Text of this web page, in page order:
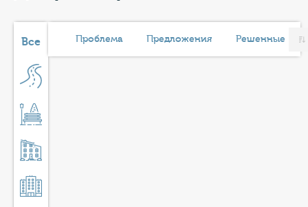
ТАРИФЫ
Все Проблема Предложения Решенные